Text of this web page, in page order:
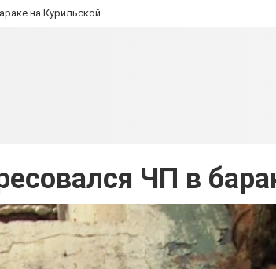
на Курильской
ЧП в